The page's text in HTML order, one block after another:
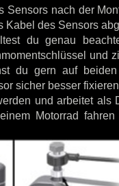
Sensors nach der
Kabel des Sensors
du genau
und
du gern auf
sicher besser
und arbeitet als
Motorrad